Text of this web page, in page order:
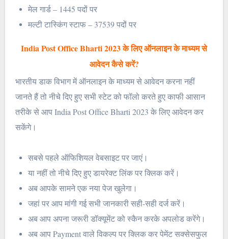
मेल गार्ड – 1445 पदों पर
मल्टी टास्किंग स्टाफ – 37539 पदों पर
India Post Office Bharti 2023 के लिए ऑनलाइन के माध्यम से
आवेदन कैसे करें?
भारतीय डाक विभाग में ऑनलाइन के माध्यम से आवेदन करना नहीं
जानते हैं तो नीचे दिए हुए सभी स्टेट को फॉलो करते हुए काफी आसान
तरीके से आप India Post Office Bharti 2023 के लिए आवेदन कर
सकेंगे।
सबसे पहले ऑफिशियल वेबसाइट पर जाएं।
या नहीं तो नीचे दिए हुए डायरेक्ट लिंक पर क्लिक करें।
अब आपके सामने एक नया पेज खुलेगा।
जहां पर आप मांगी गई सभी जानकारी सही-सही दर्ज करें।
अब आप अपना जरूरी डॉक्यूमेंट को स्कैन करके अपलोड करेंगे।
अब आप Payment वाले विकल्प पर क्लिक कर पेमेंट सक्सेसफुल